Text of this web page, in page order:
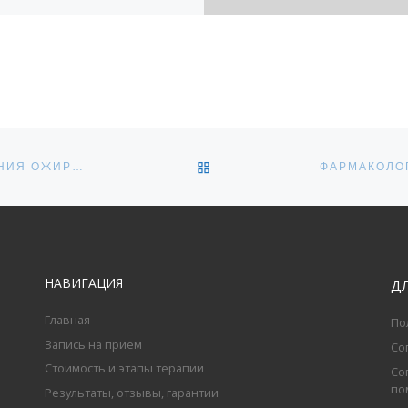
ПРЕБИОТИКИ КАК СРЕДСТВО ПРОФИЛАКТИКИ И ЛЕЧЕНИЯ ОЖИРЕНИЯ И ДИАБЕТА: КЛАССИФИКАЦИЯ И СПОСОБНОСТЬ МОДУЛИРОВАТЬ МИКРОБИОТУ КИШЕЧНИКА ОБРАТНО К СПИСКУ
НАВИГАЦИЯ
Главная
Запись на прием
Стоимость и этапы терапии
Результаты, отзывы, гарантии